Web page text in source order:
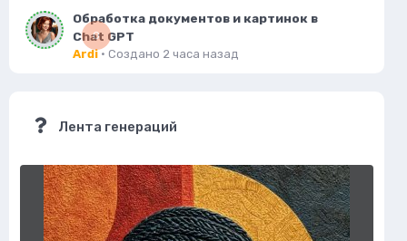
0
Обработка документов и картинок в
Chat GPT
Ardi· Создано 2 часа назад
Лента генераций